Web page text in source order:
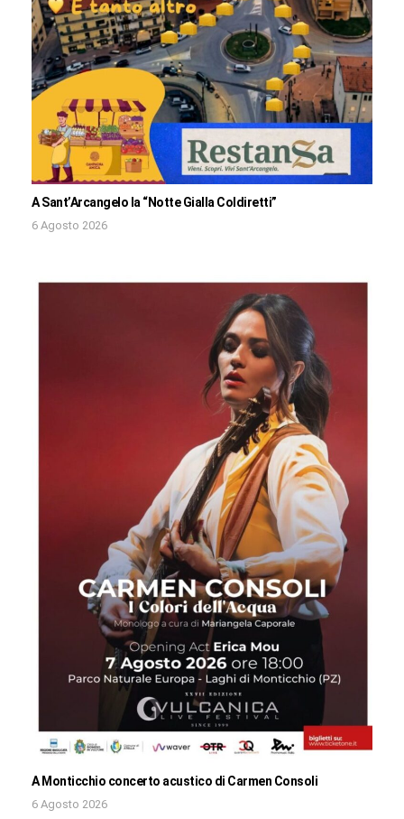
A Sant’Arcangelo la “Notte Gialla Coldiretti”
6 Agosto 2026
A Monticchio concerto acustico di Carmen Consoli
6 Agosto 2026